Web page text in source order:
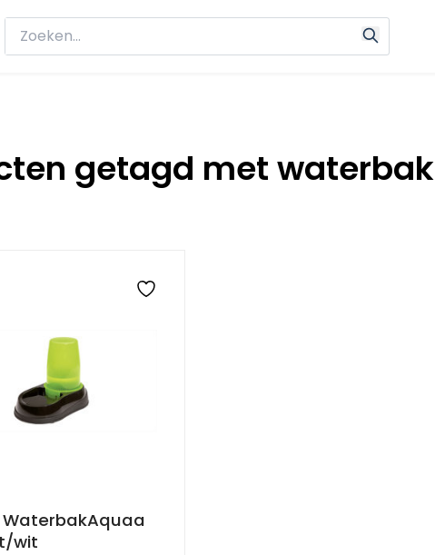
getagd met waterbak
WaterbakAquaa
wit